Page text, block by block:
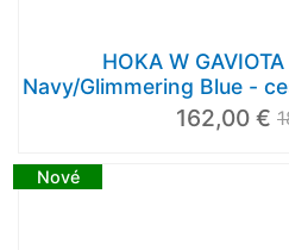
HOKA W
Navy/Glimmering Blue -
162,00 €
Nové